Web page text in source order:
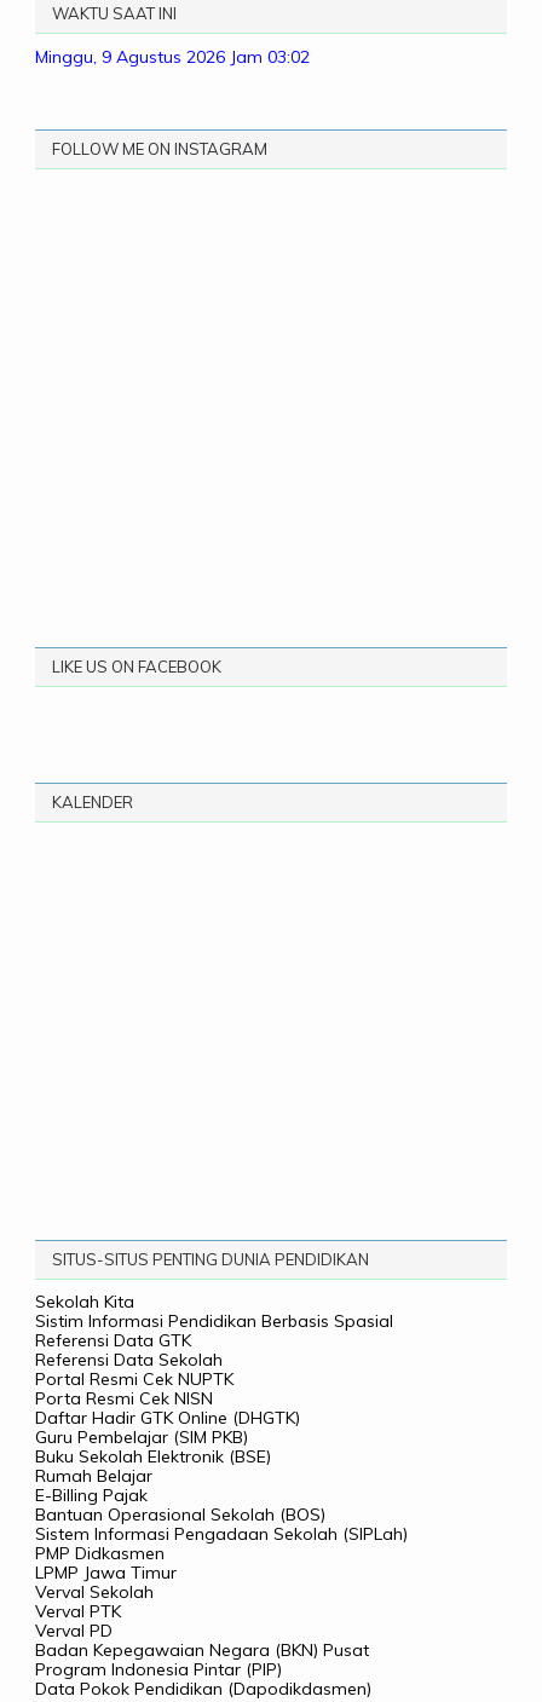
WAKTU SAAT INI
Minggu, 9 Agustus 2026 Jam 03:02
FOLLOW ME ON INSTAGRAM
LIKE US ON FACEBOOK
KALENDER
SITUS-SITUS PENTING DUNIA PENDIDIKAN
Sekolah Kita
Sistim Informasi Pendidikan Berbasis Spasial
Referensi Data GTK
Referensi Data Sekolah
Portal Resmi Cek NUPTK
Porta Resmi Cek NISN
Daftar Hadir GTK Online (DHGTK)
Guru Pembelajar (SIM PKB)
Buku Sekolah Elektronik (BSE)
Rumah Belajar
E-Billing Pajak
Bantuan Operasional Sekolah (BOS)
Sistem Informasi Pengadaan Sekolah (SIPLah)
PMP Didkasmen
LPMP Jawa Timur
Verval Sekolah
Verval PTK
Verval PD
Badan Kepegawaian Negara (BKN) Pusat
Program Indonesia Pintar (PIP)
Data Pokok Pendidikan (Dapodikdasmen)